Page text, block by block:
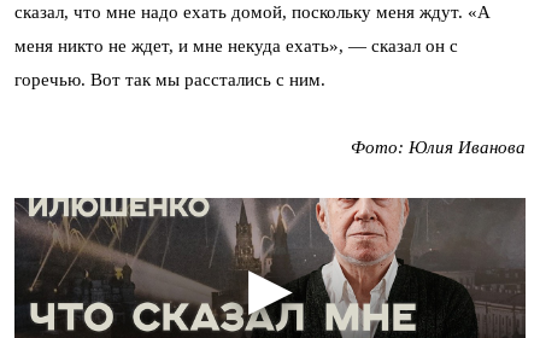
сказал, что мне надо ехать домой, поскольку меня ждут. «А
меня никто не ждет, и мне некуда ехать», — сказал он с
горечью. Вот так мы расстались с ним.
Фото: Юлия Иванова